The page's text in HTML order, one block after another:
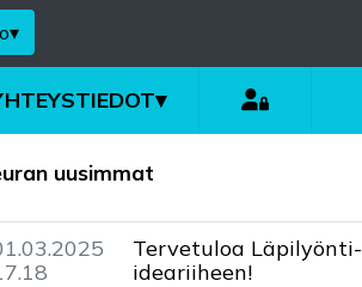
▾
▾
uusimmat
Tervetuloa Läpilyönti-
ideariiheen!